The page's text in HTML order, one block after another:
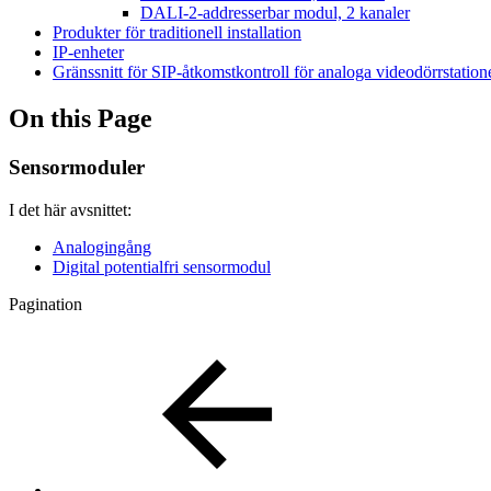
DALI-2-addresserbar modul, 2 kanaler
Produkter för traditionell installation
IP-enheter
Gränssnitt för SIP-åtkomstkontroll för analoga
On this Page
Sensormoduler
I det här avsnittet:
Analogingång
Digital potentialfri sensormodul
Pagination